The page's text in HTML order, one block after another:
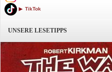
TikTok
UNSERE LESETIPPS